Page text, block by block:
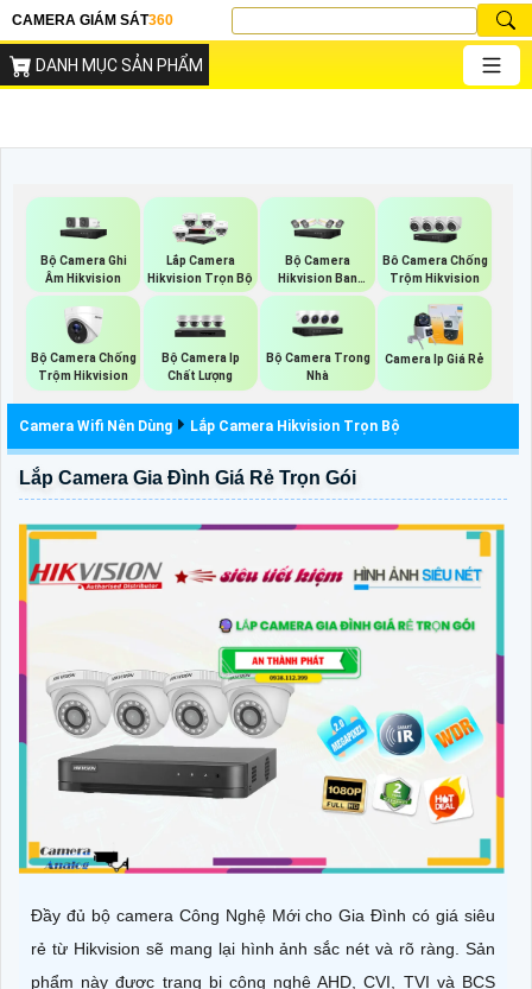
CAMERA GIÁM SÁT360
DANH MỤC SẢN PHẨM
Bộ Camera Ghi
Âm Hikvision
Lắp Camera
Hikvision Trọn Bộ
Bộ Camera
Hikvision Ban
Đêm Có Màu
Bô Camera Chống
Trộm Hikvision
Bộ Camera Chống
Trộm Hikvision
Bộ Camera Ip
Chất Lượng
Bộ Camera Trong
Nhà
Camera Ip Giá Rẻ
Camera Wifi Nên Dùng Lắp Camera Hikvision Trọn Bộ
Lắp Camera Gia Đình Giá Rẻ Trọn Gói
Đầy đủ bộ camera Công Nghệ Mới cho Gia Đình có giá siêu
rẻ từ Hikvision sẽ mang lại hình ảnh sắc nét và rõ ràng. Sản
phẩm này được trang bị công nghệ AHD, CVI, TVI và BCS